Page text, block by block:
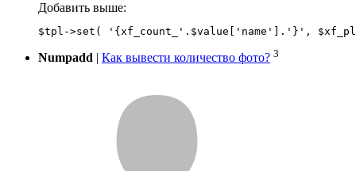
Добавить выше:
Numpadd | Как вывести количество фото? 3